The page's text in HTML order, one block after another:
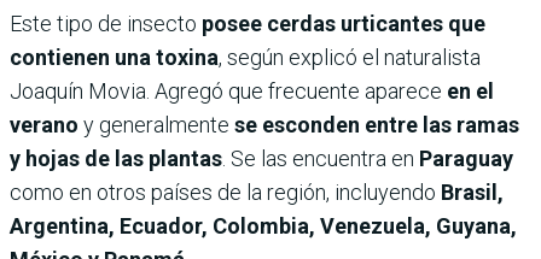
Este tipo de insecto posee cerdas urticantes que
contienen una toxina, según explicó el naturalista
Joaquín Movia. Agregó que frecuente aparece en el
verano y generalmente se esconden entre las ramas
y hojas de las plantas . Se las encuentra en Paraguay
como en otros países de la región, incluyendo Brasil,
Argentina, Ecuador, Colombia, Venezuela, Guyana,